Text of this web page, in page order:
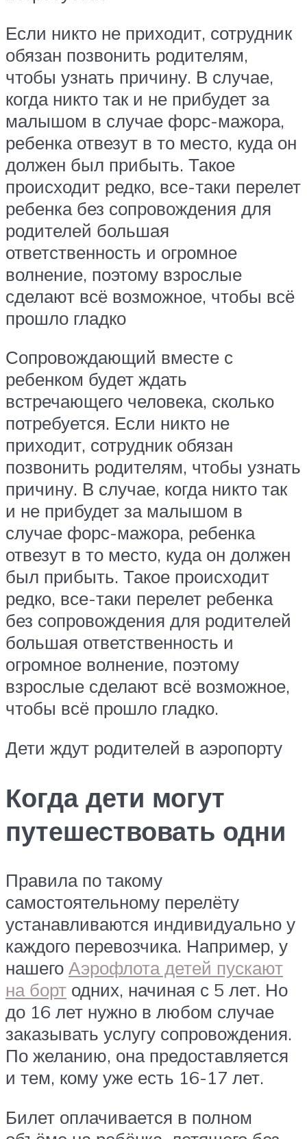
Если никто не приходит, сотрудник
обязан позвонить родителям,
чтобы узнать причину. В случае,
когда никто так и не прибудет за
малышом в случае форс-мажора,
ребенка отвезут в то место, куда он
должен был прибыть. Такое
происходит редко, все-таки перелет
ребенка без сопровождения для
родителей большая
ответственность и огромное
волнение, поэтому взрослые
сделают всё возможное, чтобы всё
прошло гладко
Сопровождающий вместе с
ребенком будет ждать
встречающего человека, сколько
потребуется. Если никто не
приходит, сотрудник обязан
позвонить родителям, чтобы узнать
причину. В случае, когда никто так
и не прибудет за малышом в
случае форс-мажора, ребенка
отвезут в то место, куда он должен
был прибыть. Такое происходит
редко, все-таки перелет ребенка
без сопровождения для родителей
большая ответственность и
огромное волнение, поэтому
взрослые сделают всё возможное,
чтобы всё прошло гладко.
Дети ждут родителей в аэропорту
Когда дети могут
путешествовать одни
Правила по такому
самостоятельному перелёту
устанавливаются индивидуально у
каждого перевозчика. Например, у
нашего Аэрофлота детей пускают
на борт одних, начиная с 5 лет. Но
до 16 лет нужно в любом случае
заказывать услугу сопровождения.
По желанию, она предоставляется
и тем, кому уже есть 16-17 лет.
Билет оплачивается в полном